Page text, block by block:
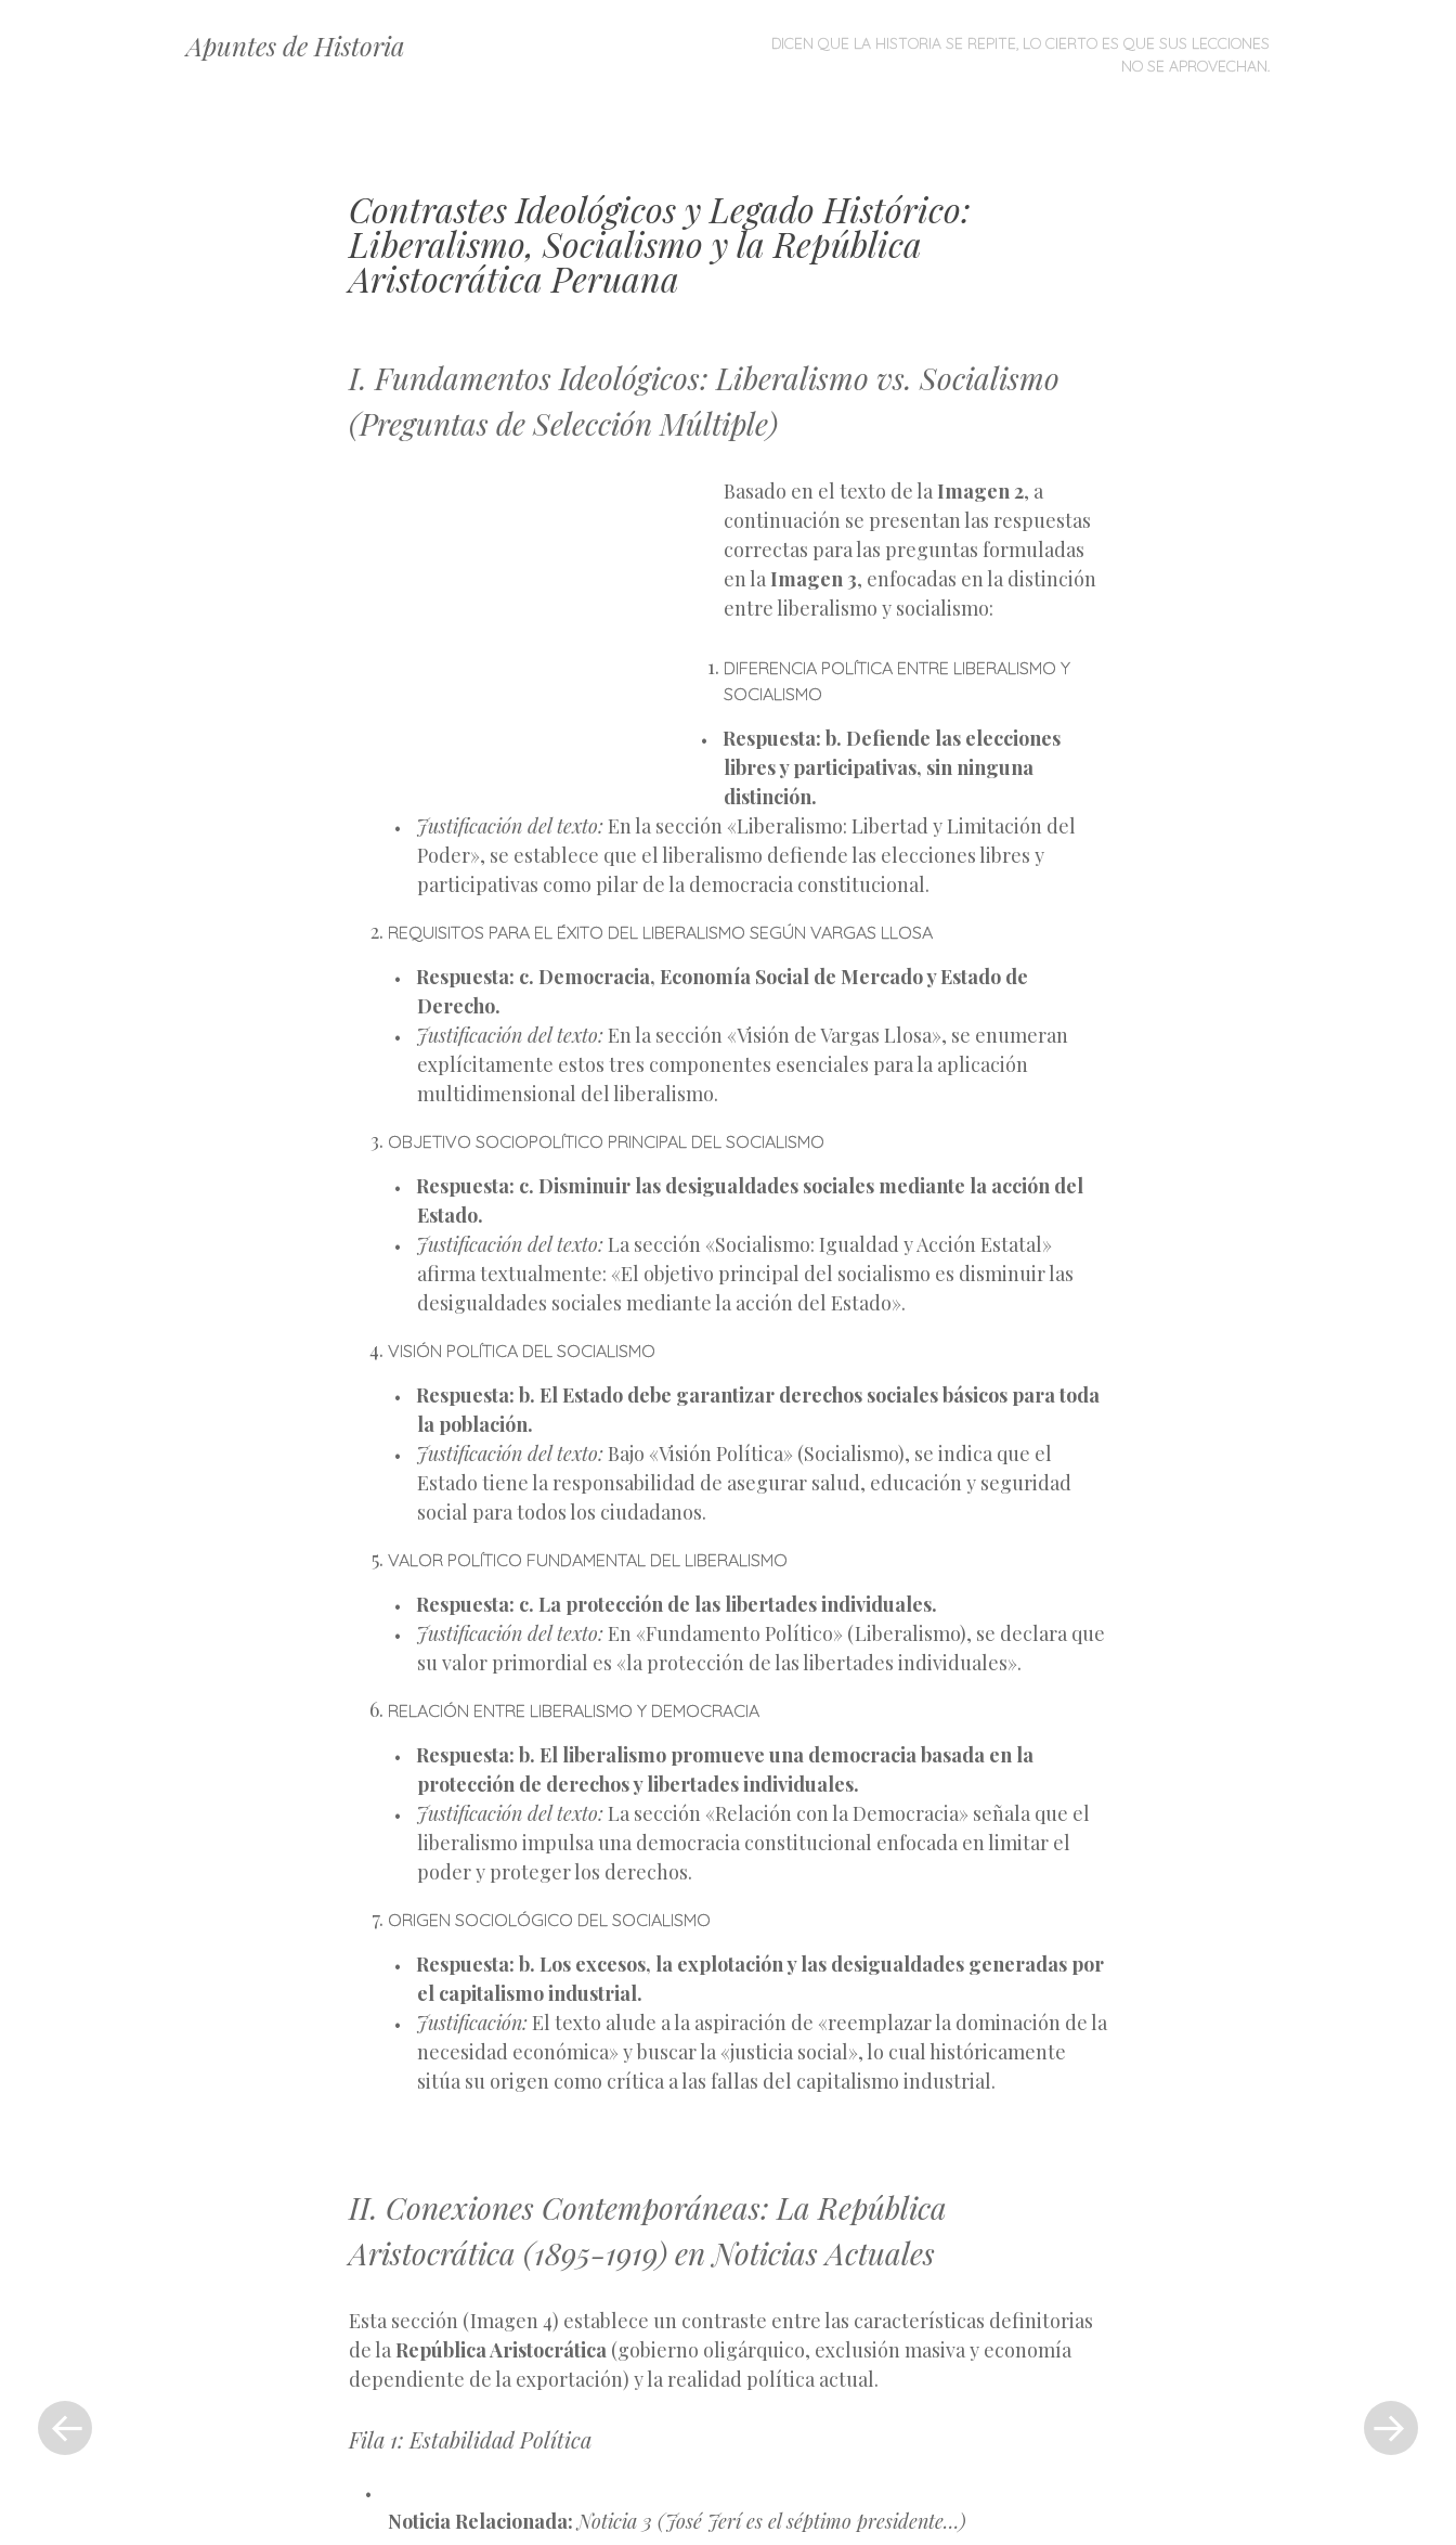
Apuntes de Historia MENÚ
SALTARDICEN QUE LA HISTORIA SE REPITE, LO CIERTO ES QUE SUS LECCIONES
NO SE APROVECHAN.
Contrastes Ideológicos y Legado Histórico:
Liberalismo, Socialismo y la República
Aristocrática Peruana
I. Fundamentos Ideológicos: Liberalismo vs. Socialismo
(Preguntas de Selección Múltiple)
Basado en el texto de la Imagen 2, a
continuación se presentan las respuestas
correctas para las preguntas formuladas
en la Imagen 3, enfocadas en la distinción
entre liberalismo y socialismo:
DIFERENCIA POLÍTICA ENTRE LIBERALISMO Y
SOCIALISMO
Respuesta: b. Defiende las elecciones
libres y participativas, sin ninguna
distinción.
Justificación del texto:En la sección «Liberalismo: Libertad y Limitación del
Poder», se establece que el liberalismo defiende las elecciones libres y
participativas como pilar de la democracia constitucional.
REQUISITOS PARA EL ÉXITO DEL LIBERALISMO SEGÚN VARGAS LLOSA
Respuesta: c. Democracia, Economía Social de Mercado y Estado de
Derecho.
Justificación del texto:En la sección «Visión de Vargas Llosa», se enumeran
explícitamente estos tres componentes esenciales para la aplicación
multidimensional del liberalismo.
OBJETIVO SOCIOPOLÍTICO PRINCIPAL DEL SOCIALISMO
Respuesta: c. Disminuir las desigualdades sociales mediante la acción del
Estado.
Justificación del texto:La sección «Socialismo: Igualdad y Acción Estatal»
afirma textualmente: «El objetivo principal del socialismo es disminuir las
desigualdades sociales mediante la acción del Estado».
VISIÓN POLÍTICA DEL SOCIALISMO
Respuesta: b. El Estado debe garantizar derechos sociales básicos para toda
la población.
Justificación del texto:Bajo «Visión Política» (Socialismo), se indica que el
Estado tiene la responsabilidad de asegurar salud, educación y seguridad
social para todos los ciudadanos.
VALOR POLÍTICO FUNDAMENTAL DEL LIBERALISMO
Respuesta: c. La protección de las libertades individuales.
Justificación del texto:En «Fundamento Político» (Liberalismo), se declara que
su valor primordial es «la protección de las libertades individuales».
RELACIÓN ENTRE LIBERALISMO Y DEMOCRACIA
Respuesta: b. El liberalismo promueve una democracia basada en la
protección de derechos y libertades individuales.
Justificación del texto:La sección «Relación con la Democracia» señala que el
liberalismo impulsa una democracia constitucional enfocada en limitar el
poder y proteger los derechos.
ORIGEN SOCIOLÓGICO DEL SOCIALISMO
Respuesta: b. Los excesos, la explotación y las desigualdades generadas por
el capitalismo industrial.
Justificación:El texto alude a la aspiración de «reemplazar la dominación de la
necesidad económica» y buscar la «justicia social», lo cual históricamente
sitúa su origen como crítica a las fallas del capitalismo industrial.
II. Conexiones Contemporáneas: La República
Aristocrática (1895-1919) en Noticias Actuales
Esta sección (Imagen 4) establece un contraste entre las características definitorias
de la República Aristocrática (gobierno oligárquico, exclusión masiva y economía
dependiente de la exportación) y la realidad política actual.
Fila 1: Estabilidad Política
Noticia Relacionada: Noticia 3 (José Jerí es el séptimo presidente…)
Entrada
anterior
entrada